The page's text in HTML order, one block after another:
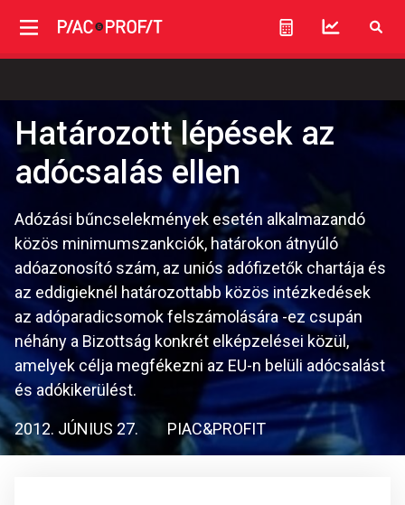
Határozott lépések az
adócsalás ellen
Adózási bűncselekmények esetén alkalmazandó
közös minimumszankciók, határokon átnyúló
adóazonosító szám, az uniós adófizetők chartája és
az eddigieknél határozottabb közös intézkedések
az adóparadicsomok felszámolására -ez csupán
néhány a Bizottság konkrét elképzelései közül,
amelyek célja megfékezni az EU-n belüli adócsalást
és adókikerülést.
2012. JÚNIUS 27. PIAC&PROFIT